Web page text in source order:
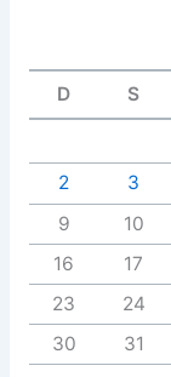
D S
2
3
9
10
16
17
23
24
30
31